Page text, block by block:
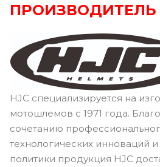
ПРОИЗВОДИТЕЛЬ
HJC специализируется на
мотошлемов с 1971 года.
сочетанию
технологических инноваций
политики продукция HJC